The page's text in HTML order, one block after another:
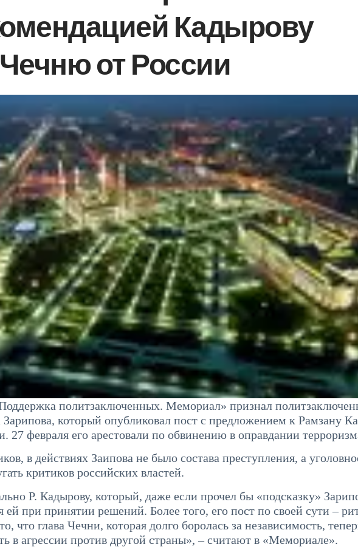
Кадырову
от России
политзаключенных. Мемориал» признал
Зарипова, который опубликовал пост с предложением к Рамзану
27 февраля его арестовали по обвинению в оправдании
в действиях Заипова не было состава преступления, а
критиков российских властей.
Р. Кадырову, который, даже если прочел бы «подсказку»
ей при принятии решений. Более того, его пост по своей сути –
что глава Чечни, которая долго боролась за независимость,
в агрессии против другой страны», – считают в «Мемориале».